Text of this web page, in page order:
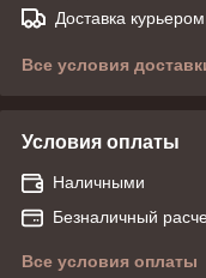
Доставка
Все условия
Условия оплаты
Наличными
Безналичный
Все условия оплаты